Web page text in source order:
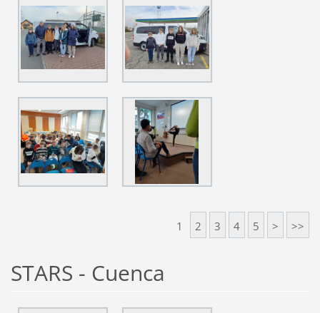
1 2 3 4 5 > >>
STARS - Cuenca